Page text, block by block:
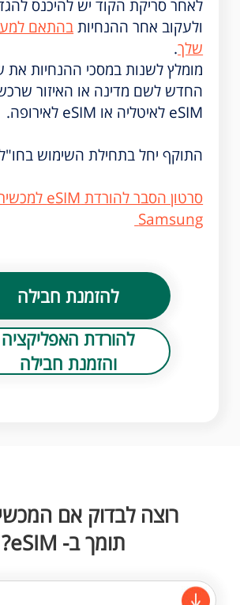
לאחר סריקת הקוד יש להיכנס
ולעקוב אחר ההנחיותבהתאם
שלך.
החדש לשם מדינה או האיזור
eSIM לאיטליה או eSIM לאירופה.
התוקף יחל בתחילת השימוש
Samsung
להזמנת חבילה
להורדת האפליקציה
והזמנת חבילה
רוצה לבדוק אם
תומך ב- eSIM?